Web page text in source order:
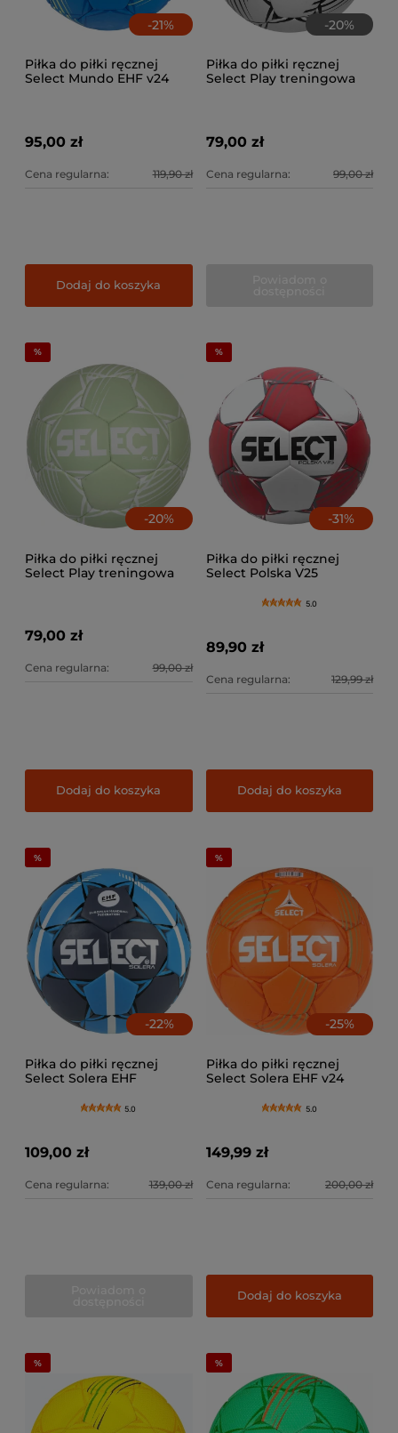
-21%
Piłka do piłki ręcznej
Select Mundo EHF v24
95,00 zł
Cena regularna: 119,90 zł
Dodaj do koszyka
-20%
Piłka do piłki ręcznej
Select Play treningowa
79,00 zł
Cena regularna: 99,00 zł
-20%
Piłka do piłki ręcznej
Select Play treningowa
79,00 zł
Cena regularna: 99,00 zł
Dodaj do koszyka
-31%
Piłka do piłki ręcznej
Select Polska V25
5.0
89,90 zł
Cena regularna: 129,99 zł
Dodaj do koszyka
-22%
Piłka do piłki ręcznej
Select Solera EHF
5.0
109,00 zł
Cena regularna: 139,00 zł
-25%
Piłka do piłki ręcznej
Select Solera EHF v24
5.0
149,99 zł
Cena regularna: 200,00 zł
Dodaj do koszyka